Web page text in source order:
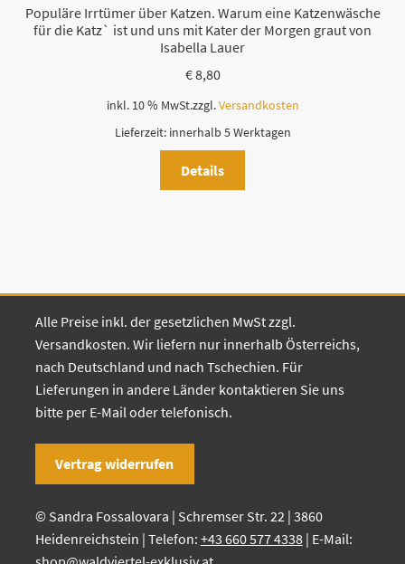
Populäre Irrtümer über Katzen. Warum eine Katzenwäsche
für die Katz` ist und uns mit Kater der Morgen graut von
Isabella Lauer
€8,80
inkl. 10 % MwSt.zzgl.Versandkosten
Lieferzeit: innerhalb 5 Werktagen
Details
Alle Preise inkl. der gesetzlichen MwSt zzgl.
Versandkosten. Wir liefern nur innerhalb Österreichs,
nach Deutschland und nach Tschechien. Für
Lieferungen in andere Länder kontaktieren Sie uns
bitte per E-Mail oder telefonisch.
Vertrag widerrufen
© Sandra Fossalovara | Schremser Str. 22 | 3860
Heidenreichstein | Telefon: +43 660 577 4338| E-Mail: